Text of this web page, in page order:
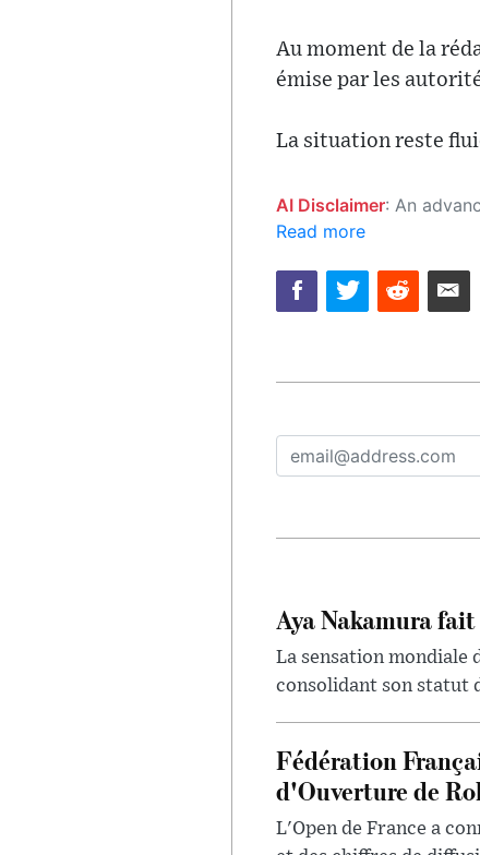
Au moment de la
émise par les
La situation reste
AI Disclaimer: An advanced artificial intelligence (AI) system generated the content of
Read more
Aya Nakamura
La sensation mondiale
consolidant son statut
Fédération
d'Ouverture de
L'Open de France a